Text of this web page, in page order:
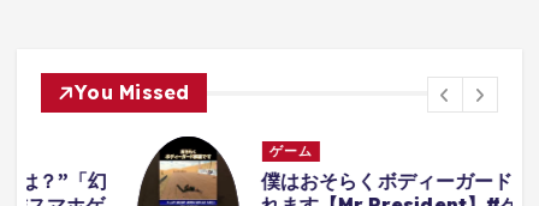
You Missed
ゲーム
僕はおそらくボディーガードを解雇さ